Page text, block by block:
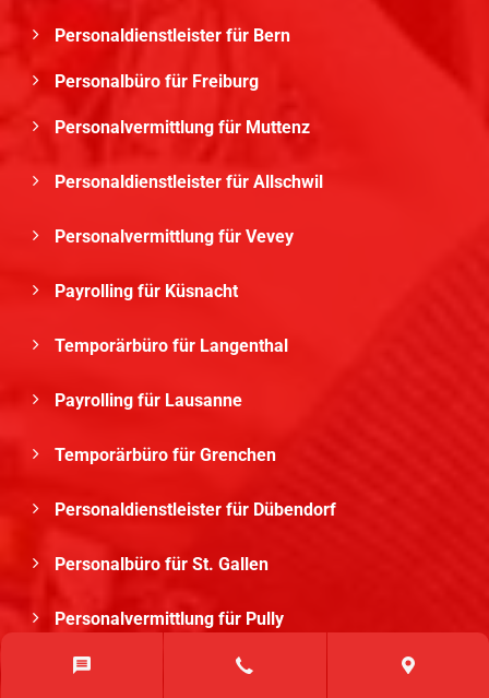
Personaldienstleister für Bern
Personalbüro für Freiburg
Personalvermittlung für Muttenz
Personaldienstleister für Allschwil
Personalvermittlung für Vevey
Payrolling für Küsnacht
Temporärbüro für Langenthal
Payrolling für Lausanne
Temporärbüro für Grenchen
Personaldienstleister für Dübendorf
Personalbüro für St. Gallen
Personalvermittlung für Pully
Payrolling für Möhlin